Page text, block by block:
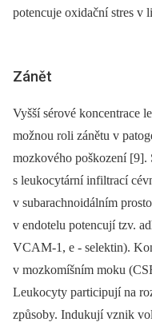
potencuje oxidační stres v
Zánět
Vyšší sérové koncentrace
možnou roli zánětu v
mozkového poškození [9].
s leukocytární infiltrací
v subarachnoidálním
v endotelu potencují tzv.
VCAM‑1, e ‑⁠ selektin).
v mozkomíšním moku
Leukocyty participují na
způsoby. Indukují vznik